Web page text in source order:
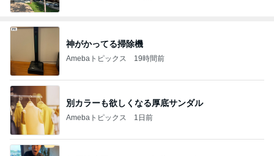
神がかってる掃除機
Amebaトピックス 19時間前
別カラーも欲しくなる厚底サンダル
Amebaトピックス 1日前